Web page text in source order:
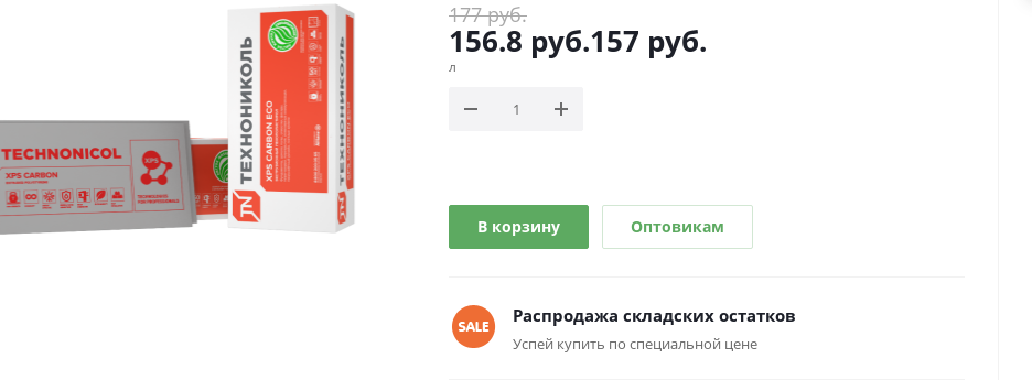
177руб.
156.8 руб.157 руб.
л
В корзину Оптовикам
Распродажа складских остатков
Успей купить по специальной цене